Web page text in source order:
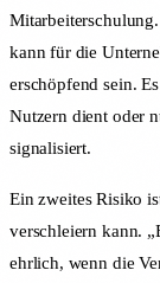
kann für die
erschöpfend sein.
Nutzern dient oder
signalisiert.
Ein zweites Risiko
verschleiern kann.
ehrlich, wenn die